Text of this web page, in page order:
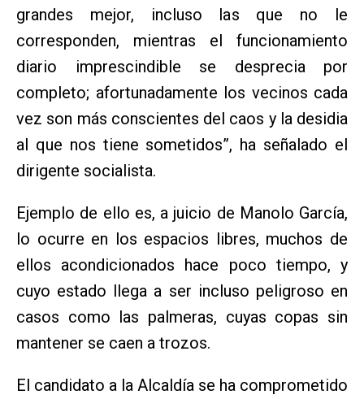
grandes mejor, incluso las que no le
corresponden, mientras el funcionamiento
diario imprescindible se desprecia por
completo; afortunadamente los vecinos cada
vez son más conscientes del caos y la desidia
al que nos tiene sometidos”, ha señalado el
dirigente socialista.
Ejemplo de ello es, a juicio de Manolo García,
lo ocurre en los espacios libres, muchos de
ellos acondicionados hace poco tiempo, y
cuyo estado llega a ser incluso peligroso en
casos como las palmeras, cuyas copas sin
mantener se caen a trozos.
El candidato a la Alcaldía se ha comprometido